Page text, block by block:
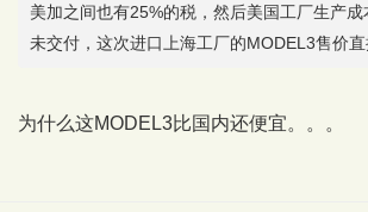
美加之间也有25%的税，然后美国工厂生产
未交付，这次进口上海工厂的MODEL3售价直
为什么这MODEL3比国内还便宜。。。